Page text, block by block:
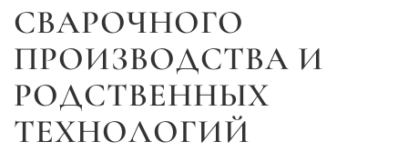
СВАРОЧНОГО
ПРОИЗВОДСТВА И
РОДСТВЕННЫХ
ТЕХНОЛОГИЙ